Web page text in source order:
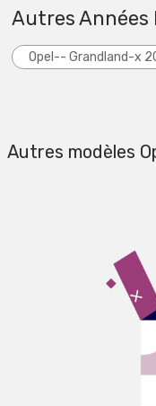
Autres Années
Opel-- Grandland-x
Autres modèles